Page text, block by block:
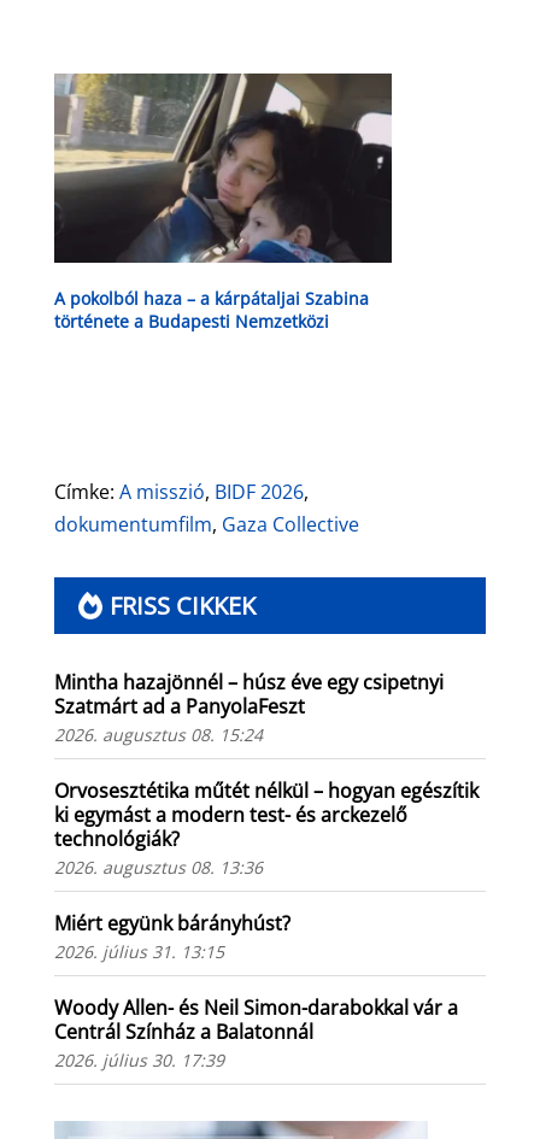
A pokolból haza – a kárpátaljai Szabina
története a Budapesti Nemzetközi
Címke: A misszió, BIDF 2026,
dokumentumfilm, Gaza Collective
FRISS CIKKEK
Mintha hazajönnél – húsz éve egy csipetnyi
Szatmárt ad a PanyolaFeszt
2026. augusztus 08. 15:24
Orvosesztétika műtét nélkül – hogyan egészítik
ki egymást a modern test- és arckezelő
technológiák?
2026. augusztus 08. 13:36
Miért együnk bárányhúst?
2026. július 31. 13:15
Woody Allen- és Neil Simon-darabokkal vár a
Centrál Színház a Balatonnál
2026. július 30. 17:39